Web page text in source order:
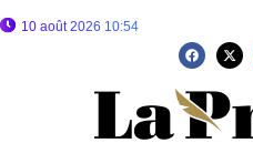
10 août 2026 10:54